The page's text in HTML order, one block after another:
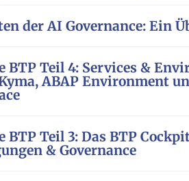
der AI Governance: Ein
BTP Teil 4: Services &
ABAP Environment
BTP Teil 3: Das BTP
& Governance